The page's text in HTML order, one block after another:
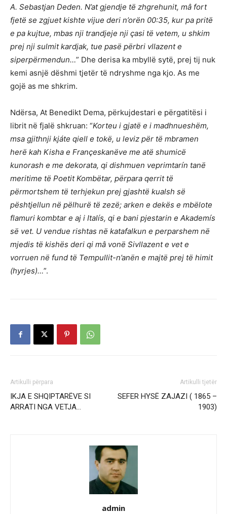
A. Sebastjan Deden. N’at gjendje të zhgrehunit, mâ fort
fjetë se zgjuet kishte vijue deri n’orën 00:35, kur pa pritë
e pa kujtue, mbas nji trandjeje nji çasi të vetem, u shkim
prej nji sulmit kardjak, tue pasë përbri vllazent e
siperpërmendun…” Dhe derisa ka mbyllë sytë, prej tij nuk
kemi asnjë dëshmi tjetër të ndryshme nga kjo. As me
gojë as me shkrim.
Ndërsa, At Benedikt Dema, përkujdestari e përgatitësi i
librit në fjalë shkruan: “Korteu i gjatë e i madhnueshëm,
msa gjithnji kjáte qiell e tokë, u leviz për të mbramen
herë kah Kisha e Françeskanëve me atë shumicë
kunorash e me dekorata, qi dishmuen veprimtarín tanë
meritime të Poetit Kombëtar, përpara qerrit të
përmortshem të terhjekun prej gjashtë kualsh së
pështjellun në pëlhurë të zezë; arken e dekës e mbëlote
flamuri kombtar e aj i Italís, qi e bani pjestarin e Akademís
së vet. U vendue rishtas në katafalkun e perparshem në
mjedis të kishës deri qi mâ vonë Sivllazent e vet e
vorruen në fund të Tempullit-n’anën e majtë prej të himit
(hyrjes)…”.
Artikulli përpara
IKJA E SHQIPTARËVE SI
ARRATI NGA VETJA…
Artikulli tjetër
SEFER HYSË ZAJAZI ( 1865 –
1903)
admin